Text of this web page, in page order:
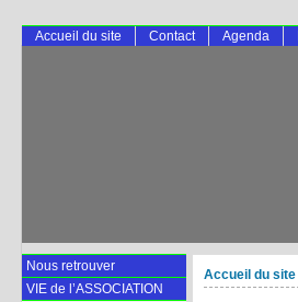
Accueil du site
Accueil du site Contact Agenda
Nous retrouver
VIE de l’ASSOCIATION